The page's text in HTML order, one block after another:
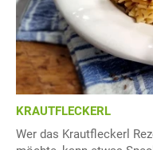
KRAUTFLECKERL
Wer das Krautfleckerl